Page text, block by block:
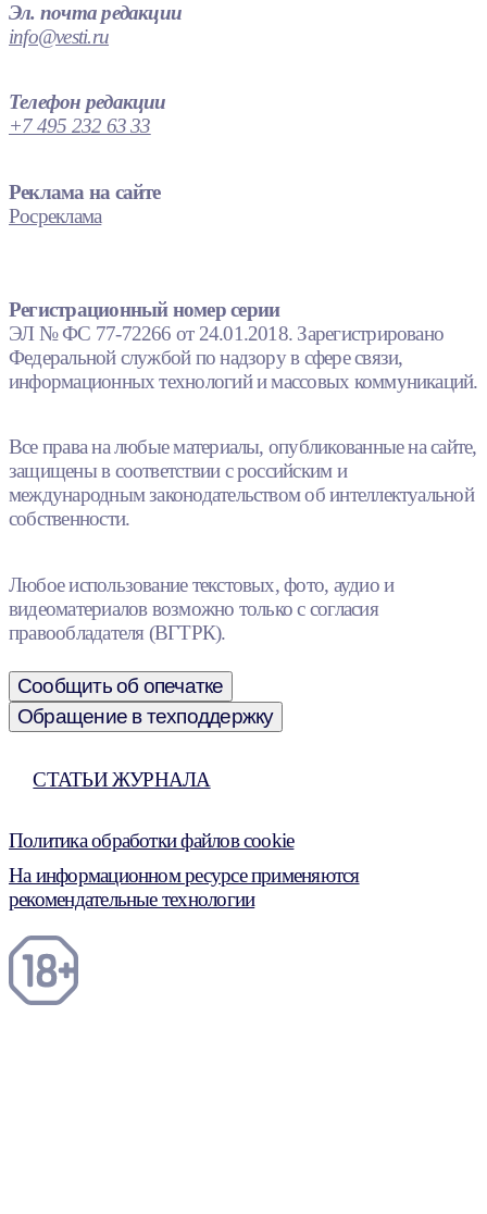
Эл. почта редакции
info@vesti.ru
Телефон редакции
+7 495 232 63 33
Реклама на сайте
Росреклама
Регистрационный номер серии
ЭЛ № ФС 77-72266 от 24.01.2018. Зарегистрировано
Федеральной службой по надзору в сфере связи,
информационных технологий и массовых коммуникаций.
Все права на любые материалы, опубликованные на сайте,
защищены в соответствии с российским и
международным законодательством об интеллектуальной
собственности.
Любое использование текстовых, фото, аудио и
видеоматериалов возможно только с согласия
правообладателя (ВГТРК).
Сообщить об опечатке
Обращение в техподдержку
СТАТЬИ ЖУРНАЛА
Политика обработки файлов cookie
На информационном ресурсе применяются
рекомендательные технологии